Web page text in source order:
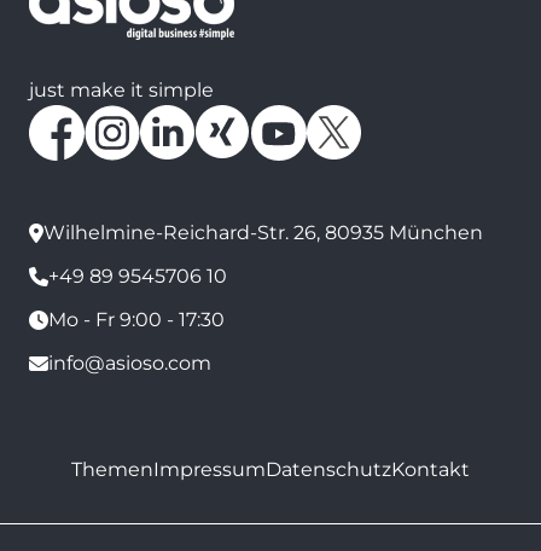
just make it simple
Wilhelmine-Reichard-Str. 26, 80935 München
+49 89 9545706 10
Mo - Fr 9:00 - 17:30
info@asioso.com
ThemenImpressumDatenschutzKontakt